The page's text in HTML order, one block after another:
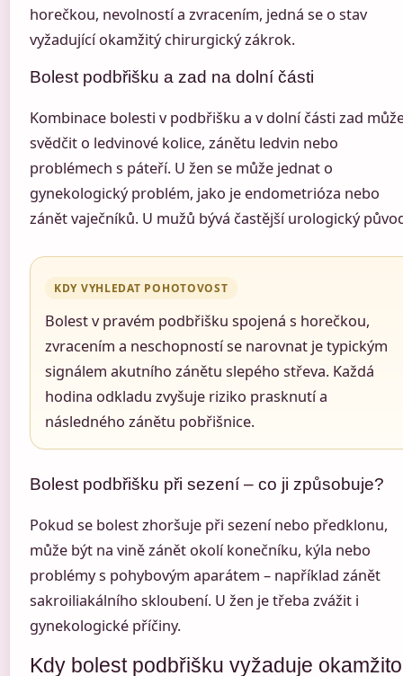
horečkou, nevolností a zvracením, jedná se o stav
vyžadující okamžitý chirurgický zákrok.
Bolest podbřišku a zad na dolní části
Kombinace bolesti v podbřišku a v dolní části zad
svědčit o ledvinové kolice, zánětu ledvin nebo
problémech s páteří. U žen se může jednat o
gynekologický problém, jako je endometrióza nebo
zánět vaječníků. U mužů bývá častější urologický
KDY VYHLEDAT POHOTOVOST
Bolest v pravém podbřišku spojená s horečkou,
zvracením a neschopností se narovnat je typickým
signálem akutního zánětu slepého střeva. Každá
hodina odkladu zvyšuje riziko prasknutí a
následného zánětu pobřišnice.
Bolest podbřišku při sezení – co ji způsobuje?
Pokud se bolest zhoršuje při sezení nebo předklonu,
může být na vině zánět okolí konečníku, kýla nebo
problémy s pohybovým aparátem – například zánět
sakroiliakálního skloubení. U žen je třeba zvážit i
gynekologické příčiny.
Kdy bolest podbřišku vyžaduje